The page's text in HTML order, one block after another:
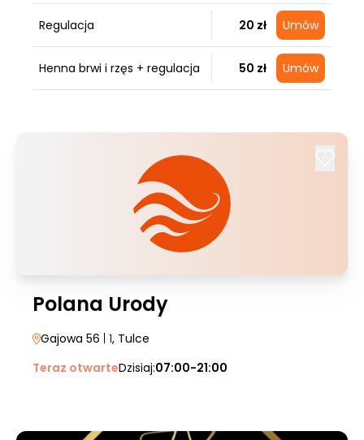
Regulacja 20 zł Umów
Henna brwi i rzęs + regulacja 50 zł Umów
Polana Urody
Gajowa 56 | 1, Tulce
Teraz otwarteDzisiaj:07:00-21:00